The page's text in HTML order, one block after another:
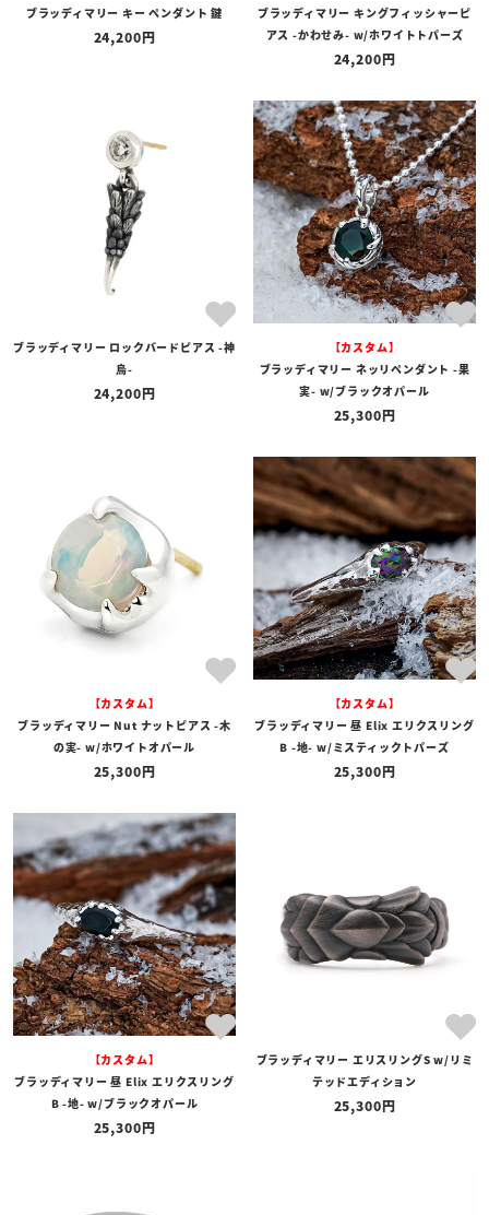
ブラッディマリー キー ペンダント 鍵
24,200
ブラッディマリー キングフィッシャーピ
アス -かわせみ- w/ホワイトトパーズ
24,200
ブラッディマリー ロックバードピアス -神
烏-
24,200
【カスタム】
ブラッディマリー ネッリペンダント -果
実- w/ブラックオパール
25,300
【カスタム】
ブラッディマリー Nut ナットピアス -木
の実- w/ホワイトオパール
25,300
【カスタム】
ブラッディマリー 昼 Elix エリクスリング
B -地- w/ミスティックトパーズ
25,300
【カスタム】
ブラッディマリー 昼 Elix エリクスリング
B -地- w/ブラックオパール
25,300
ブラッディマリー エリスリングS w/リミ
テッドエディション
25,300